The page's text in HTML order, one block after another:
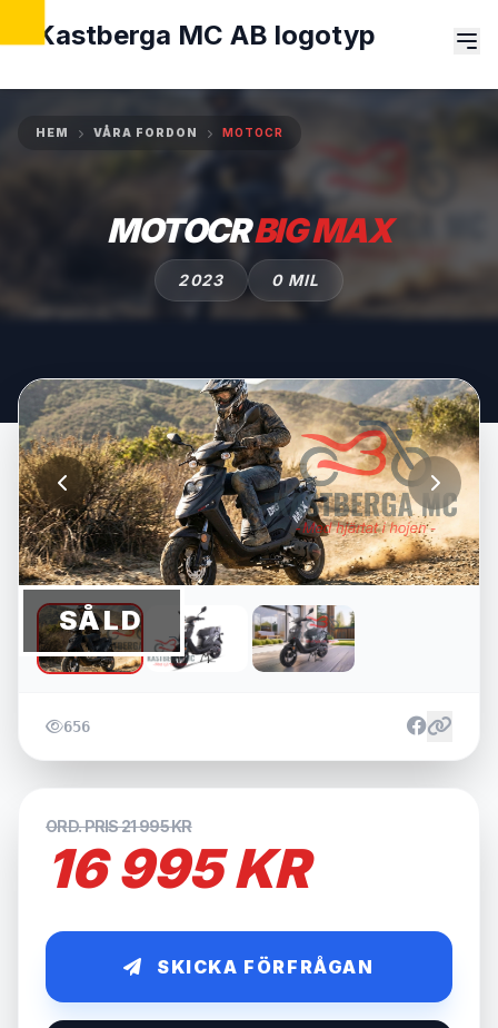
HEM VÅRA FORDON MOTOCR
MOTOCRBIG MAX
2023 0 MIL
SÅLD
656
ORD. PRIS 21 995 KR
16 995 KR
SKICKA FÖRFRÅGAN